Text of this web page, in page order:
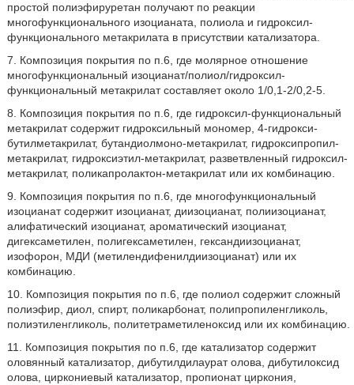
простой полиэфируретан получают по реакции
многофункционального изоцианата, полиола и гидроксил-
функционального метакрилата в присутствии катализатора.
7. Композиция покрытия по п.6, где молярное отношение
многофункциональный изоцианат/полиол/гидроксил-
функциональный метакрилат составляет около 1/0,1-2/0,2-5.
8. Композиция покрытия по п.6, где гидроксил-функциональный
метакрилат содержит гидроксильный мономер, 4-гидрокси-
бутилметакрилат, бутандиолмоно-метакрилат, гидроксипропил-
метакрилат, гидроксиэтил-метакрилат, разветвленный гидроксил-
метакрилат, поликапролактон-метакрилат или их комбинацию.
9. Композиция покрытия по п.6, где многофункциональный
изоцианат содержит изоцианат, диизоцианат, полиизоцианат,
алифатический изоцианат, ароматический изоцианат,
дигексаметилен, полигексаметилен, гександиизоцианат,
изофорон, МДИ (метилендифенилдиизоцианат) или их
комбинацию.
10. Композиция покрытия по п.6, где полиол содержит сложный
полиэфир, диол, спирт, поликарбонат, полипропиленгликоль,
полиэтиленгликоль, политетраметиленоксид или их комбинацию.
11. Композиция покрытия по п.6, где катализатор содержит
оловянный катализатор, дибутилдилаурат олова, дибутилоксид
олова, циркониевый катализатор, пропионат циркония,